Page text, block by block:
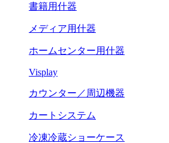
書籍用什器
メディア用什器
ホームセンター用什器
Visplay
カウンター／周辺機器
カートシステム
冷凍冷蔵ショーケース